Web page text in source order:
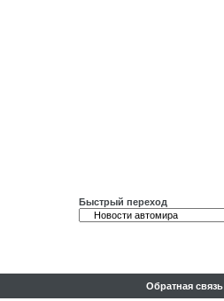
Быстрый переход
Обратная связь